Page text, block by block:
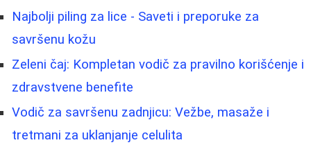
Najbolji piling za lice - Saveti i preporuke za
savršenu kožu
Zeleni čaj: Kompletan vodič za pravilno korišćenje i
zdravstvene benefite
Vodič za savršenu zadnjicu: Vežbe, masaže i
tretmani za uklanjanje celulita